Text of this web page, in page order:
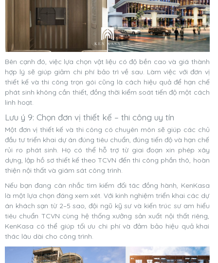
Bên cạnh đó, việc lựa chọn vật liệu có độ bền cao và giá thành
hợp lý sẽ giúp giảm chi phí bảo trì về sau. Làm việc với đơn vị
thiết kế và thi công trọn gói cũng là cách hiệu quả để hạn chế
phát sinh không cần thiết, đồng thời kiểm soát tiến độ một cách
linh hoạt.
Lưu ý 9: Chọn đơn vị thiết kế – thi công uy tín
Một đơn vị thiết kế và thi công có chuyên môn sẽ giúp các chủ
đầu tư triển khai dự án đúng tiêu chuẩn, đúng tiến độ và hạn chế
rủi ro phát sinh. Họ có thể hỗ trợ từ giai đoạn xin phép xây
dựng, lập hồ sơ thiết kế theo TCVN đến thi công phần thô, hoàn
thiện nội thất và giám sát công trình.
Nếu bạn đang cân nhắc tìm kiếm đối tác đồng hành, KenKasa
là một lựa chọn đáng xem xét. Với kinh nghiệm triển khai các dự
án khách sạn từ 2–5 sao, đội ngũ kỹ sư và kiến trúc sư am hiểu
tiêu chuẩn TCVN cùng hệ thống xưởng sản xuất nội thất riêng,
KenKasa có thể giúp tối ưu chi phí và đảm bảo hiệu quả khai
thác lâu dài cho công trình.